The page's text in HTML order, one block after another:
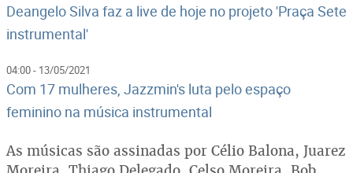
Deangelo Silva faz a live de hoje no projeto 'Praça Sete
instrumental'
04:00 - 13/05/2021
Com 17 mulheres, Jazzmin's luta pelo espaço
feminino na música instrumental
As músicas são assinadas por Célio Balona, Juarez